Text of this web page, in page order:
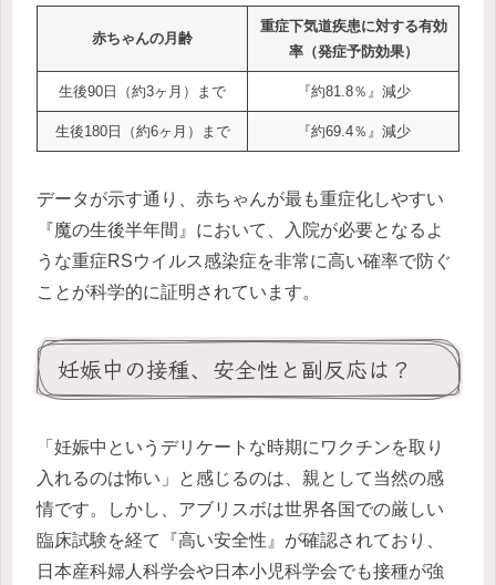
赤ちゃんの月齢
重症下気道疾患に対する有効
率（発症予防効果）
生後90日（約3ヶ月）まで 『約81.8％』減少
生後180日（約6ヶ月）まで 『約69.4％』減少
データが示す通り、赤ちゃんが最も重症化しやすい
『魔の生後半年間』において、入院が必要となるよ
うな重症RSウイルス感染症を非常に高い確率で防ぐ
ことが科学的に証明されています。
妊娠中の接種、安全性と副反応は？
「妊娠中というデリケートな時期にワクチンを取り
入れるのは怖い」と感じるのは、親として当然の感
情です。しかし、アブリスボは世界各国での厳しい
臨床試験を経て『高い安全性』が確認されており、
日本産科婦人科学会や日本小児科学会でも接種が強